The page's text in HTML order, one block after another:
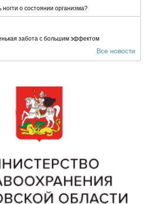
ногти о состоянии организма?
забота с большим эффектом
Все новости